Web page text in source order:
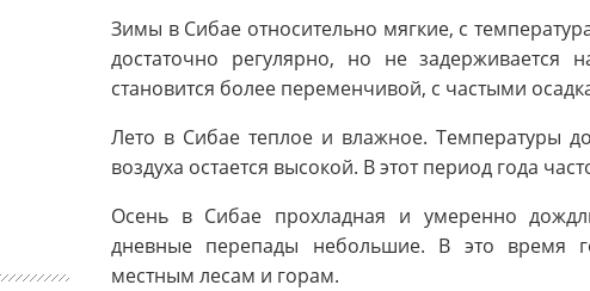
Зимы в Сибае относительно мягкие, с
достаточно регулярно, но не задерживается
становится более переменчивой, с частыми
Лето в Сибае теплое и влажное. Температуры
воздуха остается высокой. В этот период года
Осень в Сибае прохладная и умеренно
дневные перепады небольшие. В это время
местным лесам и горам.